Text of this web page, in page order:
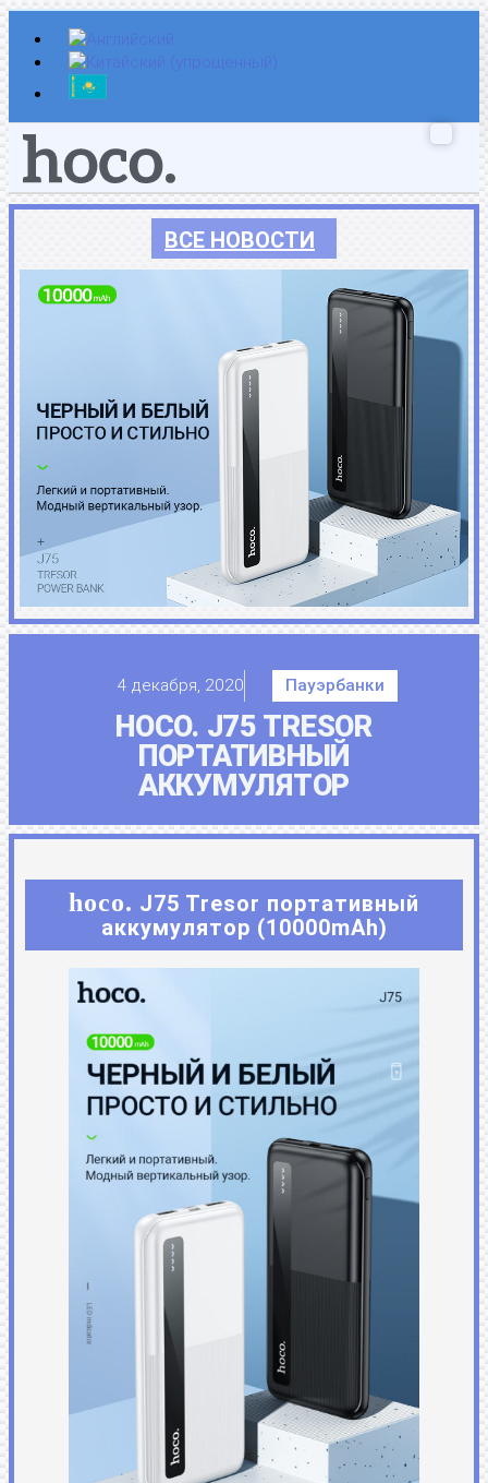
Перейти
к
содержимому
ВСЕ НОВОСТИ
4 декабря, 2020 Пауэрбанки
HOCO. J75 TRESOR
ПОРТАТИВНЫЙ
АККУМУЛЯТОР
hoco. J75 Tresor портативный
аккумулятор (10000mAh)